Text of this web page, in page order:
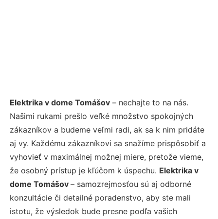
Elektrika v dome Tomášov – nechajte to na nás.
Našimi rukami prešlo veľké množstvo spokojných
zákazníkov a budeme veľmi radi, ak sa k nim pridáte
aj vy. Každému zákazníkovi sa snažíme prispôsobiť a
vyhovieť v maximálnej možnej miere, pretože vieme,
že osobný prístup je kľúčom k úspechu. Elektrika v
dome Tomášov – samozrejmosťou sú aj odborné
konzultácie či detailné poradenstvo, aby ste mali
istotu, že výsledok bude presne podľa vašich